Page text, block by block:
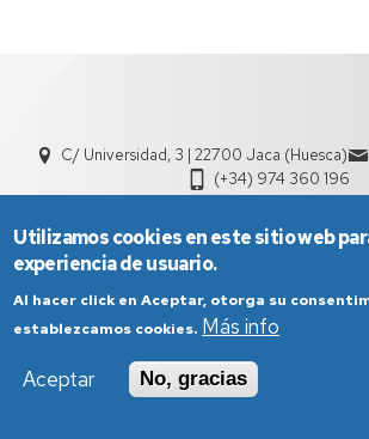
C/ Universidad, 3 | 22700 Jaca (Huesca)
(+34) 974 360 196
Aviso Legal
Condiciones generales
Política de Privacidad
Utilizamos cookies en este sitio web
experiencia de usuario.
Al hacer click en Aceptar, otorga su
establezcamos cookies. Más info
Aceptar
No, gracias